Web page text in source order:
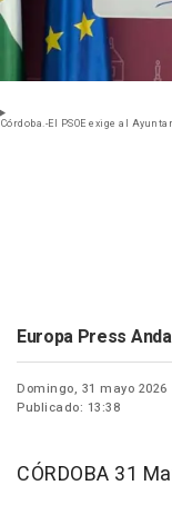
Córdoba.-El PSOE exige al
Europa Press
Domingo, 31 mayo 2026
Publicado: 13:38
CÓRDOBA 31